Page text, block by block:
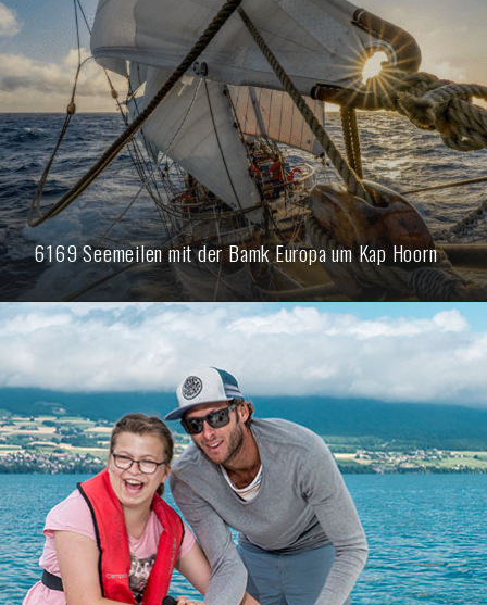
6169 Seemeilen mit der Bamk Europa um Kap Hoorn